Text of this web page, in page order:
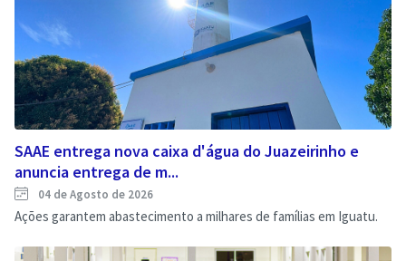
SAAE entrega nova caixa d'água do Juazeirinho e
anuncia entrega de m...
04 de Agosto de 2026
Ações garantem abastecimento a milhares de famílias em Iguatu.